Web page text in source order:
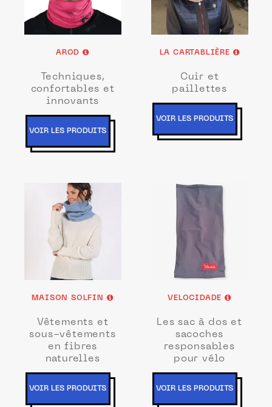
AROD
Techniques,
confortables et
innovants
VOIR LES PRODUITS
LA CARTABLIÈRE
Cuir et
paillettes
VOIR LES PRODUITS
MAISON SOLFIN
Vêtements et
sous-vêtements
en fibres
naturelles
VOIR LES PRODUITS
VELOCIDADE
Les sac à dos et
sacoches
responsables
pour vélo
VOIR LES PRODUITS